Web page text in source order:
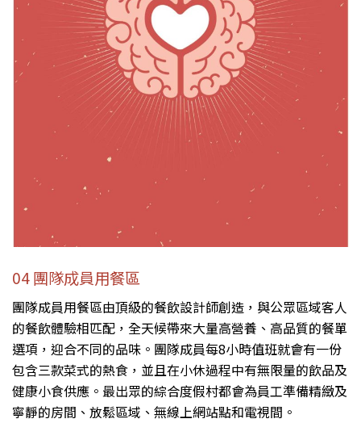
04 團隊成員用餐區
團隊成員用餐區由頂級的餐飲設計師創造，與公眾區域客人
的餐飲體驗相匹配，全天候帶來大量高營養、高品質的餐單
選項，迎合不同的品味。團隊成員每8小時值班就會有一份
包含三款菜式的熱食，並且在小休過程中有無限量的飲品及
健康小食供應。最出眾的綜合度假村都會為員工準備精緻及
寧靜的房間、放鬆區域、無線上網站點和電視間。